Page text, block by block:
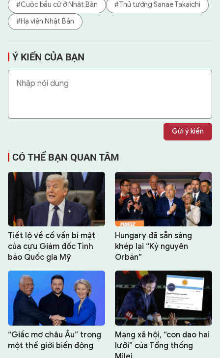
#Cuộc bầu cử ở Nhật Bản
#Thủ tướng Sanae Takaichi
#Hạ viện Nhật Bản
Ý KIẾN CỦA BẠN
Gửi ý kiến
CÓ THỂ BẠN QUAN TÂM
Tiết lộ về cố vấn bí mật
của cựu Giám đốc Tình
báo Quốc gia Mỹ
Hungary đã sẵn sàng
khép lại “Kỷ nguyên
Orbán”
“Giấc mơ châu Âu” trong
một thế giới biến động
Mạng xã hội, “con dao hai
lưỡi” của Tổng thống